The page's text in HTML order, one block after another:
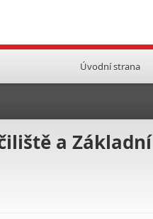
Úvodní strana
a